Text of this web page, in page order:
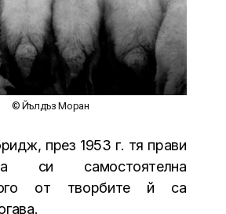
© Йълдъз Моран
през 1953 г. тя прави
си самостоятелна
от творбите й са